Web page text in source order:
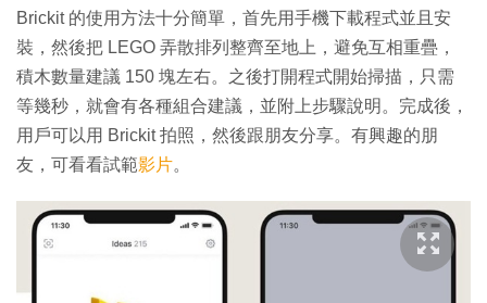
Brickit 的使用方法十分簡單，首先用手機下載程式並且安
裝，然後把 LEGO 弄散排列整齊至地上，避免互相重疊，
積木數量建議 150 塊左右。之後打開程式開始掃描，只需
等幾秒，就會有各種組合建議，並附上步驟說明。完成後，
用戶可以用 Brickit 拍照，然後跟朋友分享。有興趣的朋
友，可看看試範影片。